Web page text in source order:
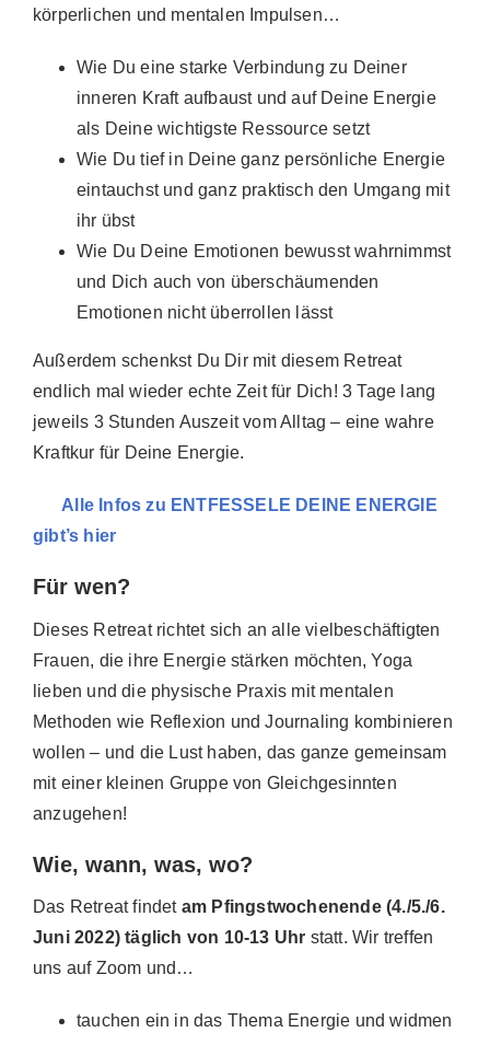
körperlichen und mentalen Impulsen…
Wie Du eine starke Verbindung zu Deiner
inneren Kraft aufbaust und auf Deine Energie
als Deine wichtigste Ressource setzt
Wie Du tief in Deine ganz persönliche Energie
eintauchst und ganz praktisch den Umgang mit
ihr übst
Wie Du Deine Emotionen bewusst wahrnimmst
und Dich auch von überschäumenden
Emotionen nicht überrollen lässt
Außerdem schenkst Du Dir mit diesem Retreat
endlich mal wieder echte Zeit für Dich! 3 Tage lang
jeweils 3 Stunden Auszeit vom Alltag – eine wahre
Kraftkur für Deine Energie.
Alle Infos zu ENTFESSELE DEINE ENERGIE
gibt’s hier
Für wen?
Dieses Retreat richtet sich an alle vielbeschäftigten
Frauen, die ihre Energie stärken möchten, Yoga
lieben und die physische Praxis mit mentalen
Methoden wie Reflexion und Journaling kombinieren
wollen – und die Lust haben, das ganze gemeinsam
mit einer kleinen Gruppe von Gleichgesinnten
anzugehen!
Wie, wann, was, wo?
Das Retreat findet am Pfingstwochenende (4./5./6.
Juni 2022) täglich von 10-13 Uhr statt. Wir treffen
uns auf Zoom und…
tauchen ein in das Thema Energie und widmen